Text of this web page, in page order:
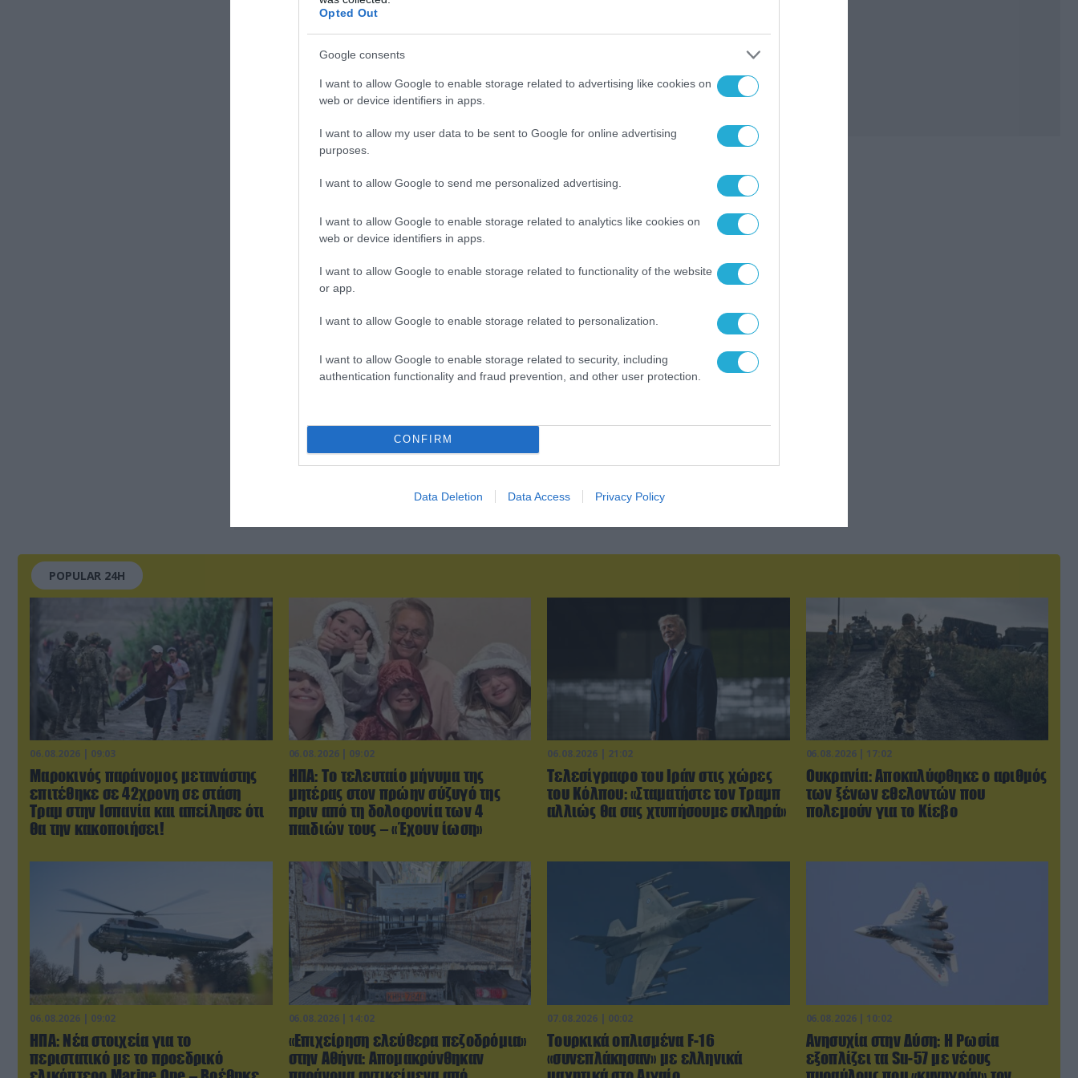
Opted Out
Google consents
I want to allow Google to enable storage related to advertising like cookies on
web or device identifiers in apps.
I want to allow my user data to be sent to Google for online advertising
purposes.
I want to allow Google to send me personalized advertising.
I want to allow Google to enable storage related to analytics like cookies on
web or device identifiers in apps.
I want to allow Google to enable storage related to functionality of the website
or app.
I want to allow Google to enable storage related to personalization.
I want to allow Google to enable storage related to security, including
authentication functionality and fraud prevention, and other user protection.
CONFIRM
Data Deletion Data Access Privacy Policy
ΣΧΟΛΙΑΣΤΕ ΤΟ ΑΡΘΡΟ
POPULAR 24H
06.08.2026 | 09:03
Μαροκινός παράνομος μετανάστης
επιτέθηκε σε 42χρονη σε στάση
Τραμ στην Ισπανία και απείλησε ότι
θα την κακοποιήσει!
06.08.2026 | 09:02
ΗΠΑ: Το τελευταίο μήνυμα της
μητέρας στον πρώην σύζυγό της
πριν από τη δολοφονία των 4
παιδιών τους – «Έχουν ίωση»
06.08.2026 | 21:02
Τελεσίγραφο του Ιράν στις χώρες
του Κόλπου: «Σταματήστε τον Τραμπ
αλλιώς θα σας χτυπήσουμε σκληρά»
06.08.2026 | 17:02
Ουκρανία: Αποκαλύφθηκε ο αριθμός
των ξένων εθελοντών που
πολεμούν για το Κίεβο
06.08.2026 | 09:02
ΗΠΑ: Nέα στοιχεία για το
περιστατικό με το προεδρικό
06.08.2026 | 14:02
«Επιχείρηση ελεύθερα πεζοδρόμια»
στην Αθήνα: Απομακρύνθηκαν
07.08.2026 | 00:02
Τουρκικά οπλισμένα F-16
«συνεπλάκησαν» με ελληνικά
06.08.2026 | 10:02
Ανησυχία στην Δύση: H Ρωσία
εξοπλίζει τα Su-57 με νέους